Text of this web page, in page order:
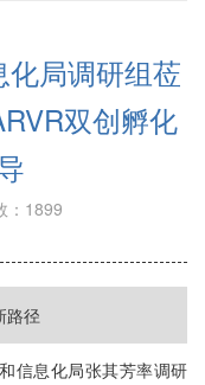
局调研组莅
双创孵化
：1899
路径
信息化局张其芳率调研